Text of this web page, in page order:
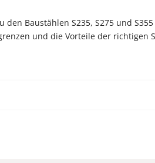
Baustählen S235, S275 und
und die Vorteile der richtigen